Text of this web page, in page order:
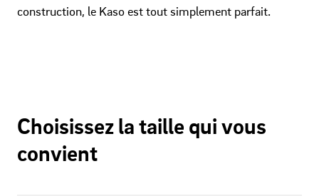
construction, le Kaso est tout simplement parfait.
Choisissez la taille qui vous
convient